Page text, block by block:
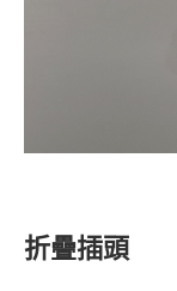
折疊插頭